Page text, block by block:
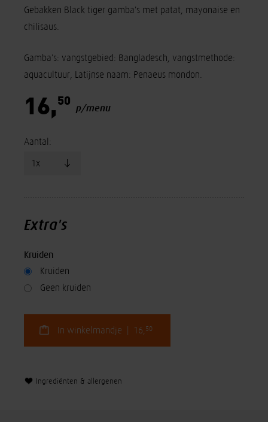
Gebakken Black tiger gamba's met patat, mayonaise en
chilisaus.
Gamba's: vangstgebied: Bangladesch, vangstmethode:
aquacultuur, Latijnse naam: Penaeus mondon.
16, 50
p/menu
Aantal:
Extra's
Kruiden
Kruiden
Geen kruiden
In winkelmandje | 16, 50
Ingrediënten & allergenen